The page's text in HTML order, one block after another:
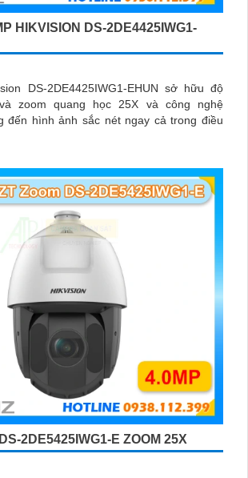
HIKVISION DS-2DE4425IWG1-
DS-2DE4425IWG1-EHUN sở hữu độ
zoom quang học 25X và công nghệ
đến hình ảnh sắc nét ngay cả trong điều
2DE5425IWG1-E ZOOM 25X